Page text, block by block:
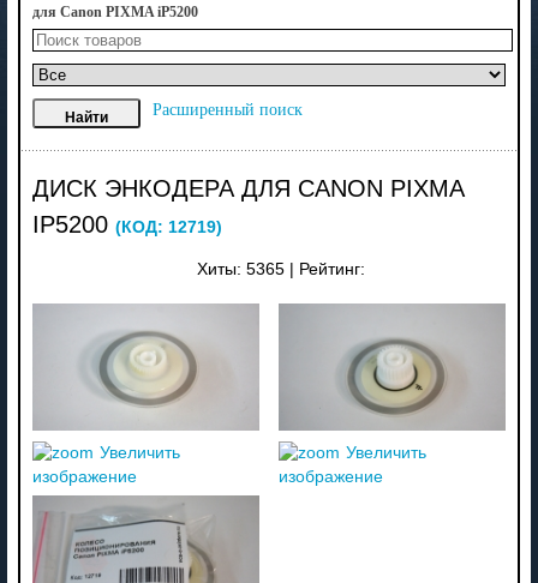
для Canon PIXMA iP5200
Расширенный поиск
ДИСК ЭНКОДЕРА ДЛЯ CANON PIXMA
IP5200 (КОД: 12719)
Хиты: 5365 Рейтинг:
Увеличить
изображение
Увеличить
изображение